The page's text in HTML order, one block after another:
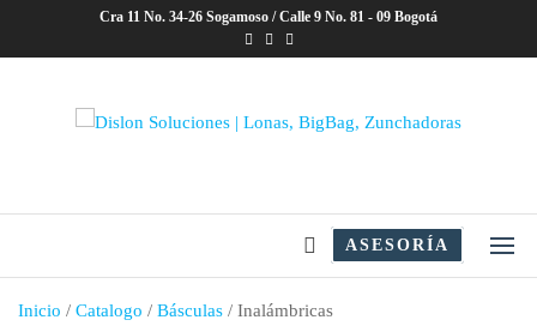
Cra 11 No. 34-26 Sogamoso / Calle 9 No. 81 - 09 Bogotá
ASESORÍA
Inicio / Catalogo / Básculas / Inalámbricas